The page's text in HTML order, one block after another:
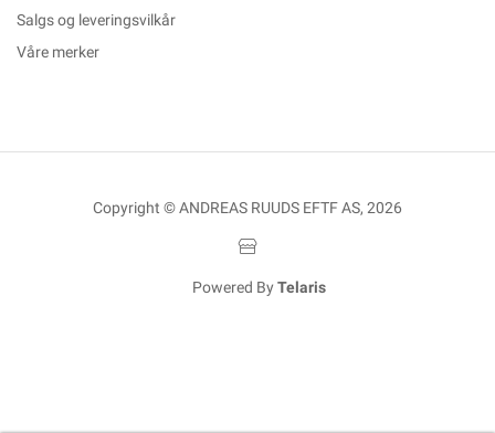
Salgs og leveringsvilkår
Våre merker
Copyright © ANDREAS RUUDS EFTF AS, 2026
Powered By Telaris